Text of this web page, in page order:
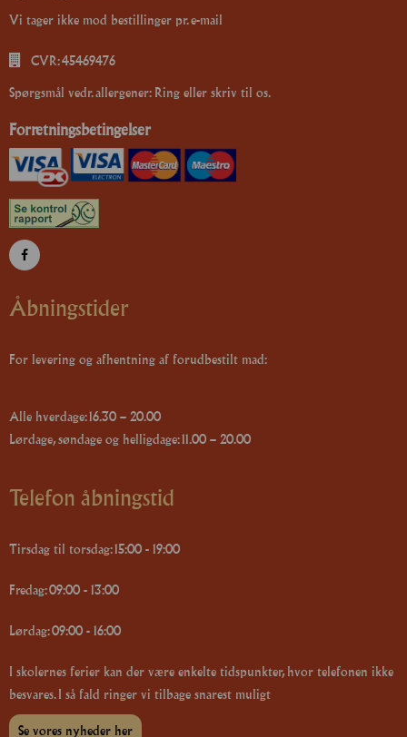
Vi tager ikke mod bestillinger pr. e-mail
CVR: 45469476
Spørgsmål vedr. allergener: Ring eller skriv til os.
Forretningsbetingelser
Åbningstider
For levering og afhentning af forudbestilt mad:
Alle hverdage: 16.30 – 20.00
Lørdage, søndage og helligdage: 11.00 – 20.00
Telefon åbningstid
Tirsdag til torsdag: 15:00 - 19:00
Fredag: 09:00 - 13:00
Lørdag: 09:00 - 16:00
I skolernes ferier kan der være enkelte tidspunkter, hvor telefonen ikke
besvares. I så fald ringer vi tilbage snarest muligt
Se vores nyheder her